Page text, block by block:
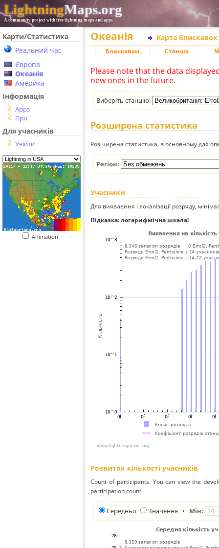
LightningMaps.org
A community project with free lightning maps and apps
Карти/Статистика
Реальний час
Європа
Океанія
Америка
Інформація
Apps
Про
Для учасників
Увійти
Animation
Океанія Карта
Блискавки Станція
Please note that the data
new ones in the future.
Виберіть станцію:
Розширена статистика
Розширена статистика, в основному для
Регіон:
Учасники
Для виявлення і локалізації розряду,
Підказка: логарифмічна шкала!
Розвиток кількості учасників
Count of participants. You can view the
participation count.
Середньо Значення • Мін: